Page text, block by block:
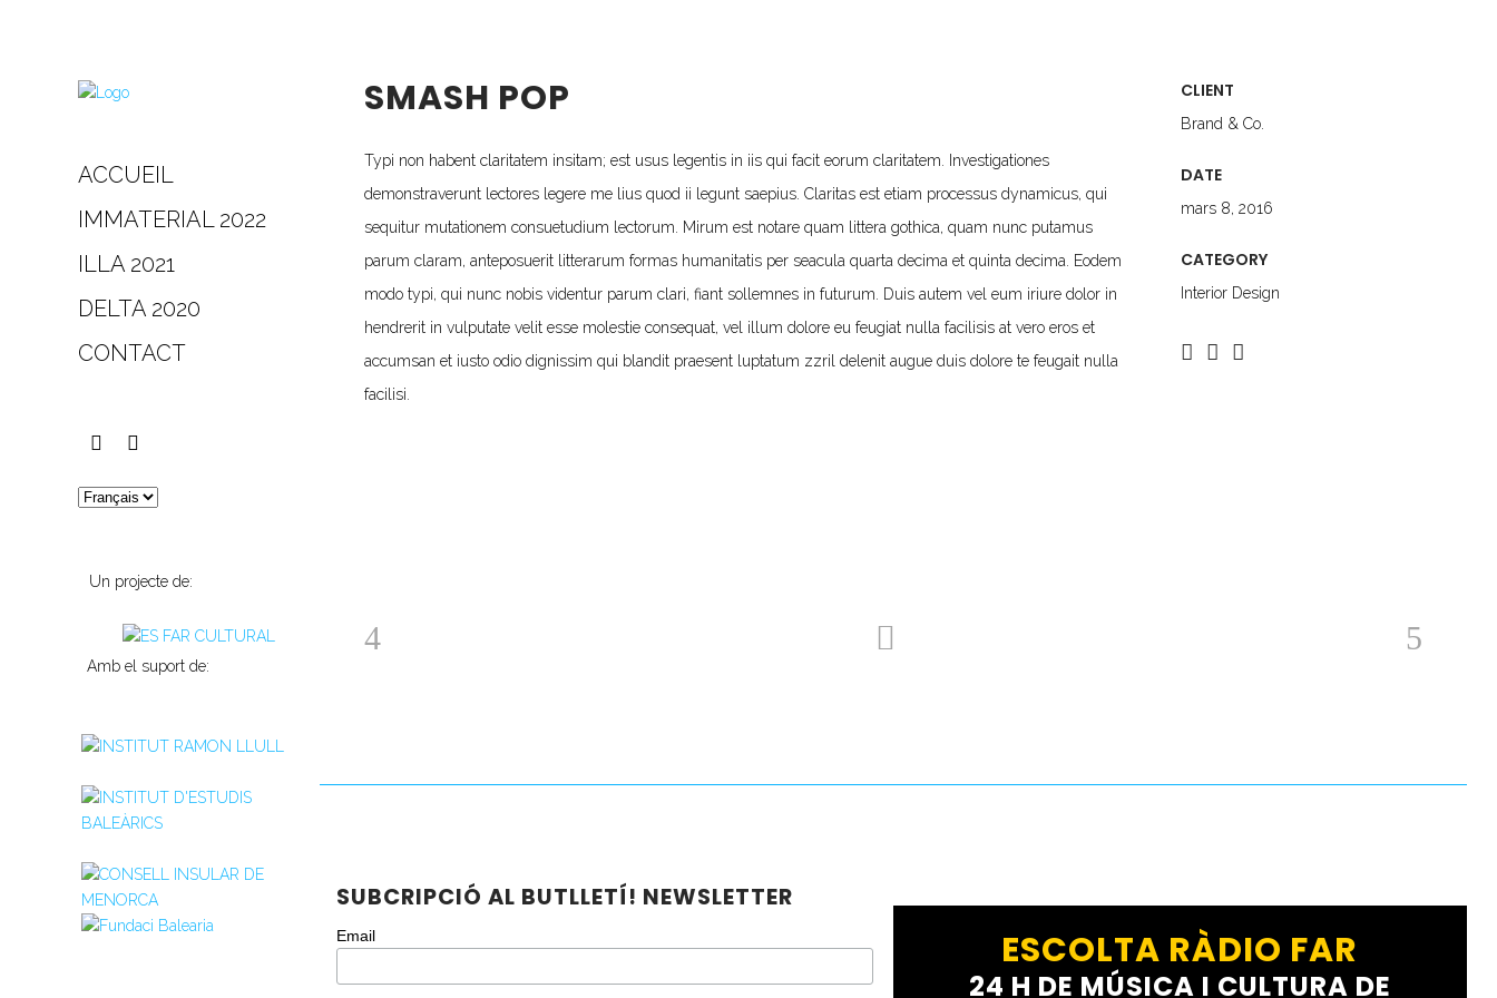
ACCUEIL
IMMATERIAL 2022
ILLA 2021
DELTA 2020
CONTACT
Un projecte de:
Amb el suport de:
SMASH POP
Typi non habent claritatem insitam; est usus legentis in iis qui facit eorum claritatem. Investigationes
demonstraverunt lectores legere me lius quod ii legunt saepius. Claritas est etiam processus dynamicus, qui
sequitur mutationem consuetudium lectorum. Mirum est notare quam littera gothica, quam nunc putamus
parum claram, anteposuerit litterarum formas humanitatis per seacula quarta decima et quinta decima. Eodem
modo typi, qui nunc nobis videntur parum clari, fiant sollemnes in futurum. Duis autem vel eum iriure dolor in
hendrerit in vulputate velit esse molestie consequat, vel illum dolore eu feugiat nulla facilisis at vero eros et
accumsan et iusto odio dignissim qui blandit praesent luptatum zzril delenit augue duis dolore te feugait nulla
facilisi.
CLIENT
Brand & Co.
DATE
mars 8, 2016
CATEGORY
Interior Design
SUBCRIPCIÓ AL BUTLLETÍ! NEWSLETTER
Email ESCOLTA RÀDIO FAR
24 H DE MÚSICA I CULTURA DE